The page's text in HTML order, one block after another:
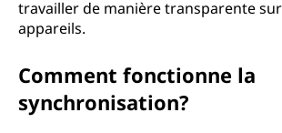
travailler de manière transparente
appareils.
Comment fonctionne la
synchronisation?